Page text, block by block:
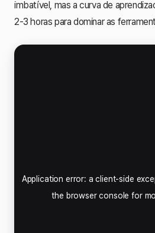
imbatível, mas a curva de
2-3 horas para dominar as